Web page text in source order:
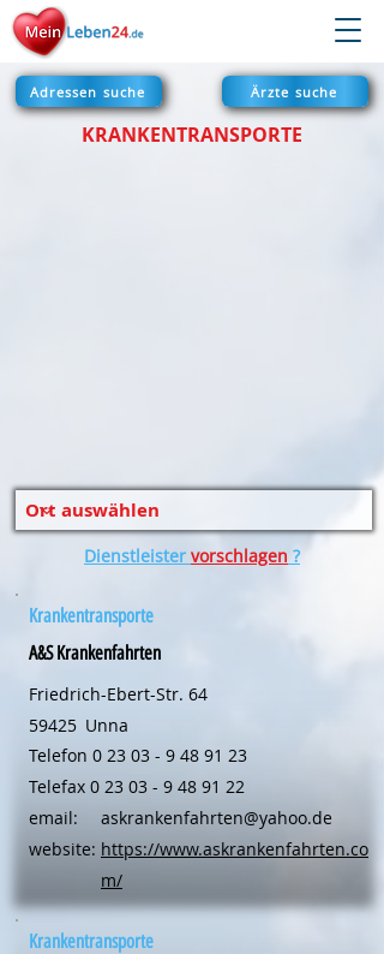
Adressen suche Ärzte suche
KRANKENTRANSPORTE
Dienstleister vorschlagen ?
Krankentransporte
A&S Krankenfahrten
Friedrich-Ebert-Str. 64
59425 Unna
Telefon 0 23 03 - 9 48 91 23
Telefax 0 23 03 - 9 48 91 22
email:
website:
askrankenfahrten@yahoo.de
https://www.askrankenfahrten.co
m/
Krankentransporte